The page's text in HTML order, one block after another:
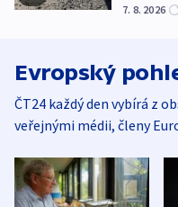
7. 8. 2026
Evropský
ČT24 každý den vybírá z
veřejnými médii, členy